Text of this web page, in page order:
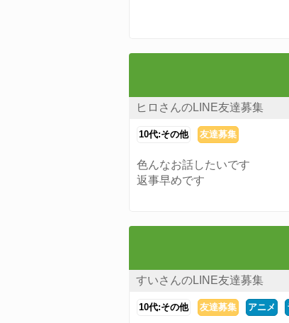
ヒロさんのLINE友達募集
10代:その他 友達募集
色んなお話したいです
返事早めです
すいさんのLINE友達募集
10代:その他 友達募集 アニメ